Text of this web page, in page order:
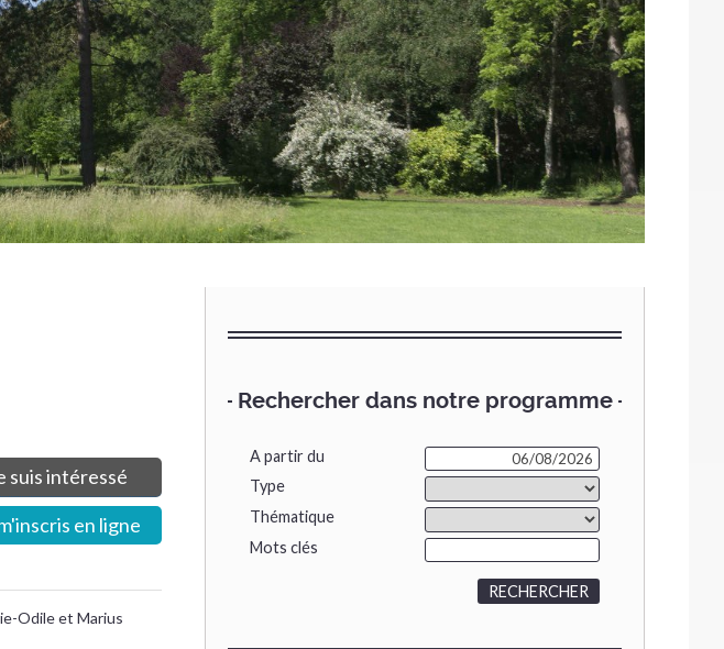
Rechercher dans notre programme
A partir du
Type
Thématique
Mots clés
suis intéressé
en ligne
Odile et Marius